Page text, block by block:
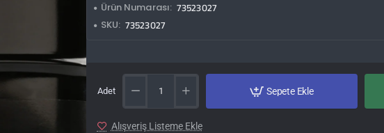
Ürün Numarası: 73523027
SKU: 73523027
Adet Sepete Ekle
Alışveriş Listeme Ekle